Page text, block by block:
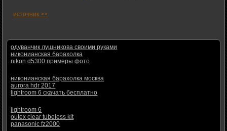
источник >>
одуванчик лушникова своими руками
никонианская барахолка
nikon d5300 примеры фото
никонианская барахолка москва
aurora hdr 2017
lightroom 6 скачать бесплатно
lightroom 6
outex clear tubeless kit
panasonic fz2000